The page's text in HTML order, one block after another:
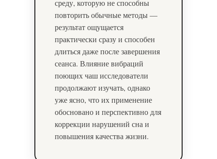
среду, которую не способны
повторить обычные методы —
результат ощущается
практически сразу и способен
длиться даже после завершения
сеанса. Влияние вибраций
поющих чаш исследователи
продолжают изучать, однако
уже ясно, что их применение
обосновано и перспективно для
коррекции нарушений сна и
повышения качества жизни.